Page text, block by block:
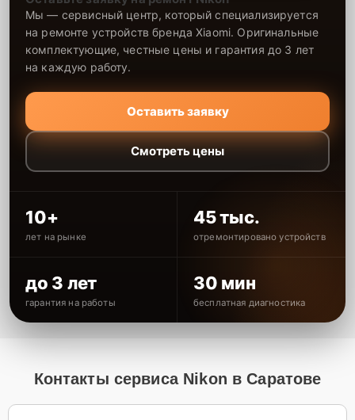
Мы — сервисный центр, который специализируется
на ремонте устройств бренда Xiaomi. Оригинальные
комплектующие, честные цены и гарантия до 3 лет
на каждую работу.
Оставить заявку
Смотреть цены
10+
лет на рынке
45 тыс.
отремонтировано устройств
до 3 лет
гарантия на работы
30 мин
бесплатная диагностика
Контакты сервиса Nikon в Саратове